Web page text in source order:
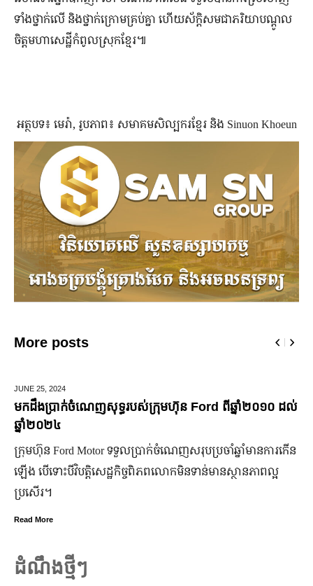
ទាំង​ថ្នាក់​លើ និង​ថ្នាក់​ក្រោម​គ្រប់​គ្នា ហើយ​ស័ក្តិសម​ជា​ភរិយា​បណ្ដូល​
ចិត្ត​មហាសេដ្ឋី​កំពូល​ស្រុក​ខ្មែរ៕
អត្ថបទ៖ មេរ៉ា, រូបភាព៖ សមាគមសិល្បករខ្មែរ និង Sinuon Khoeun
More posts
JUNE 25, 2024
មកដឹងប្រាក់ចំណេញសុទ្ធរបស់ក្រុមហ៊ុន Ford ពីឆ្នាំ២០១០ ដល់
ឆ្នាំ២០២៤
ក្រុមហ៊ុន Ford Motor ទទួលប្រាក់ចំណេញសរុបប្រចាំឆ្នាំមានការកើន
ឡើង បើទោះបីវិបត្តិសេដ្ឋកិច្ចពិភពលោកមិនទាន់មានស្ថានភាពល្អ
ប្រសើរ។
Read More
ដំណឹងថ្មីៗ